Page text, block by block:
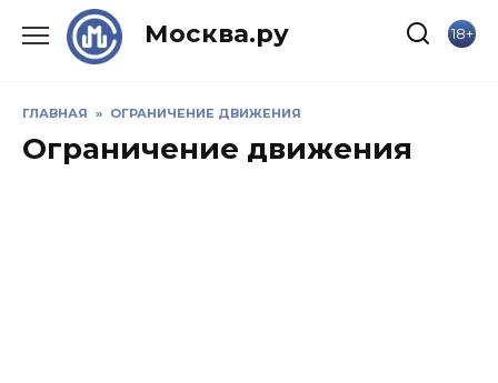
Москва.ру 18+
ГЛАВНАЯ » ОГРАНИЧЕНИЕ ДВИЖЕНИЯ
Ограничение движения